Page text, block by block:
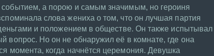
а порою и самым значимым, но героиня
слова жениха о том, что он лучшая партия
и положением в обществе. Он также испытывал
вопрос. Но он не обнаружил её в комнате, где она
момента, когда начнётся церемония. Девушка